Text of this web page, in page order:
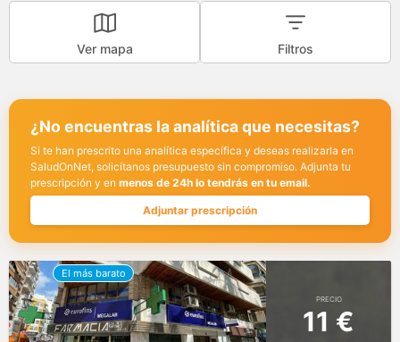
Ver mapa Filtros
¿No encuentras la analítica que necesitas?
Si te han prescrito una analítica específica y deseas realizarla en
SaludOnNet, solicítanos presupuesto sin compromiso. Adjunta tu
prescripción y en menos de 24h lo tendrás en tu email.
Adjuntar prescripción
PRECIO
11 €